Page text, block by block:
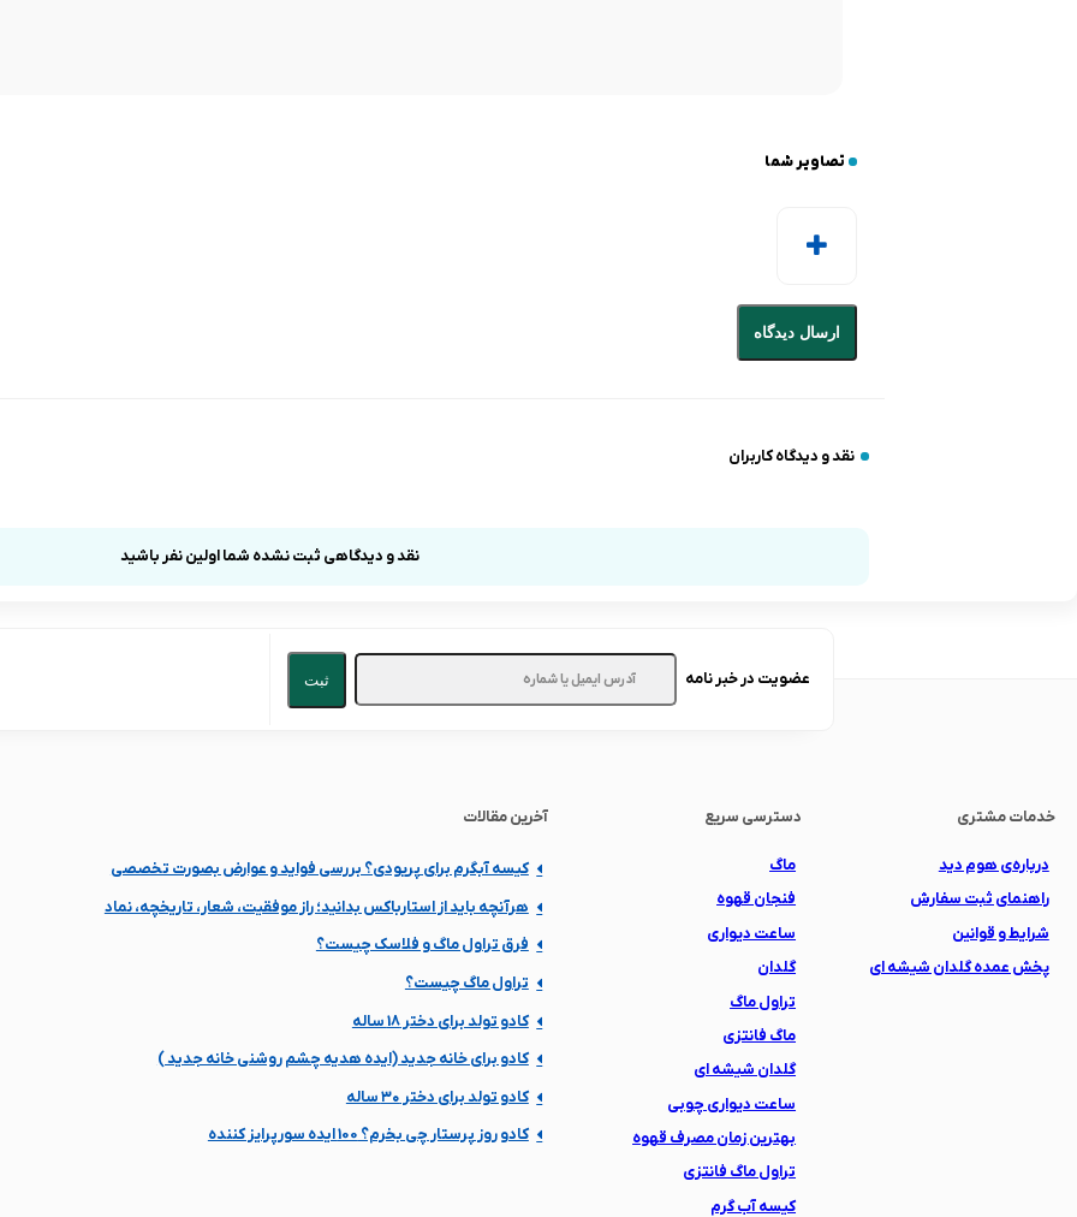
تصاویر شما
ارسال دیدگاه
نقد و دیدگاه کاربران
نقد و دیدگاهی ثبت نشده شما اولین نفر باشید
عضویت در خبر نامه ثبت
خدمات مشتری
درباره‌ی هوم دید
راهنمای ثبت سفارش
شرایط و قوانین
پخش عمده گلدان شیشه ای
دسترسی سریع
ماگ
فنجان قهوه
ساعت دیواری
گلدان
تراول ماگ
ماگ فانتزی
گلدان شیشه ای
ساعت دیواری چوبی
بهترین زمان مصرف قهوه
تراول ماگ فانتزی
کیسه آب گرم
آخرین مقالات
کیسه آبگرم برای پریودی؟ بررسی فواید و عوارض بصورت تخصصی
هرآنچه باید از استارباکس بدانید؛ راز موفقیت، شعار، تاریخچه، نماد
فرق تراول ماگ و فلاسک چیست؟
تراول ماگ چیست؟
کادو تولد برای دختر 18 ساله
کادو برای خانه جدید (ایده هدیه چشم روشنی خانه جدید )
کادو تولد برای دختر ۳۰ ساله
کادو روز پرستار چی بخرم؟ 100 ایده سورپرایز کننده